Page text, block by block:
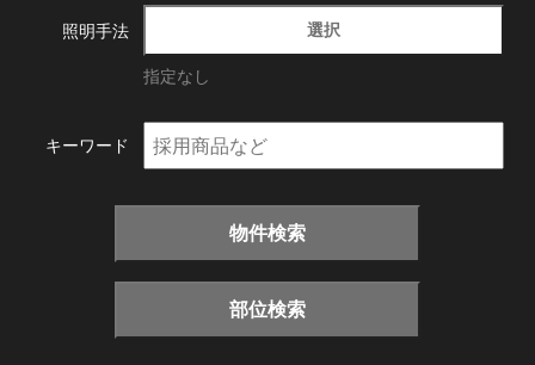
照明手法 選択
指定なし
キーワード
物件検索
部位検索